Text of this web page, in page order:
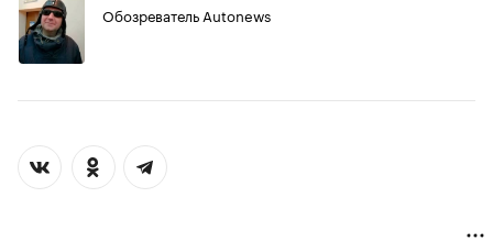
Обозреватель Autonews